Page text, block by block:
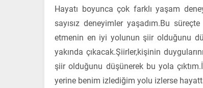
Hayatı boyunca çok farklı yaşam
sayısız deneyimler yaşadım.Bu
etmenin en iyi yolunun şiir olduğunu
yakında çıkacak.Şiirler,kişinin
şiir olduğunu düşünerek bu yola
yerine benim izlediğim yolu izlerse